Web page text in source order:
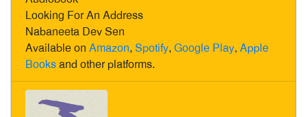
Looking For An Address
Nabaneeta Dev Sen
Available on Amazon, Spotify, Google Play, Apple
Booksand other platforms.